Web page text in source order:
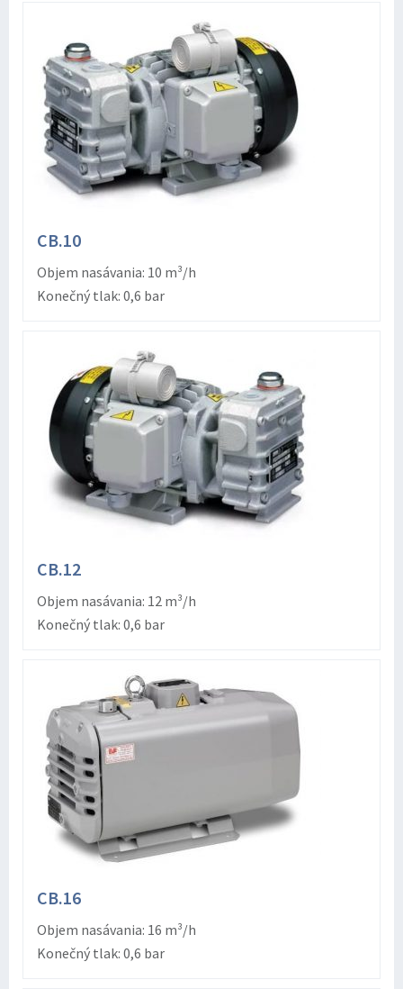
CB.10
Objem nasávania: 10 m³/h
Konečný tlak: 0,6 bar
CB.12
Objem nasávania: 12 m³/h
Konečný tlak: 0,6 bar
CB.16
Objem nasávania: 16 m³/h
Konečný tlak: 0,6 bar